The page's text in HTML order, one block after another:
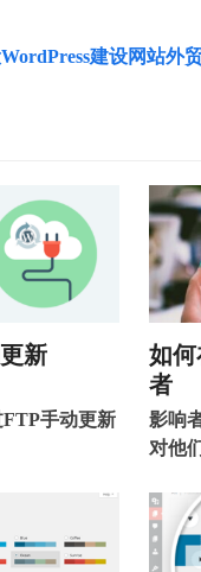
WordPress建设网站外
新
手动更新
如
者
影响
对他